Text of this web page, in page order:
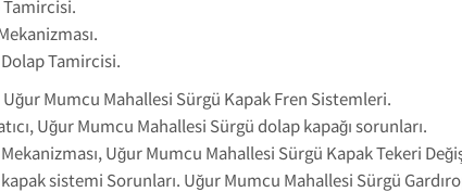
Tamircisi.
Mumcu Mahallesi Sürgü Kapak Fren Sistemleri.
Uğur Mumcu Mahallesi Sürgü dolap kapağı sorunları.
Uğur Mumcu Mahallesi Sürgü Kapak Tekeri
sistemi Sorunları. Uğur Mumcu Mahallesi Sürgü